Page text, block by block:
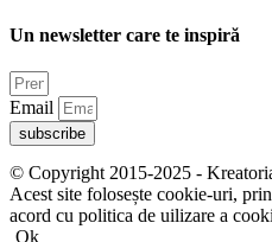
Un newsletter care te inspiră
Email
subscribe
© Copyright 2015-2025 -
Acest site folosește cookie-uri,
acord cu politica de uilizare a
Ok